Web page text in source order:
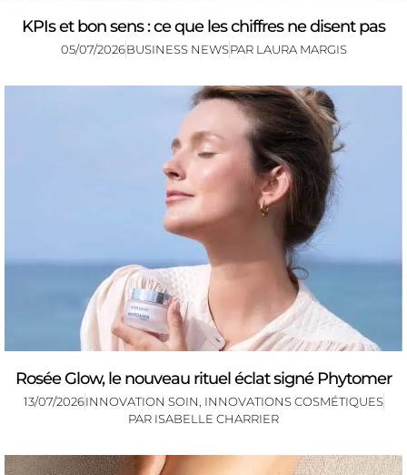
KPIs et bon sens : ce que les chiffres ne disent pas
05/07/2026BUSINESS NEWSPAR LAURA MARGIS
Rosée Glow, le nouveau rituel éclat signé Phytomer
13/07/2026INNOVATION SOIN INNOVATIONS COSMÉTIQUES
PAR ISABELLE CHARRIER